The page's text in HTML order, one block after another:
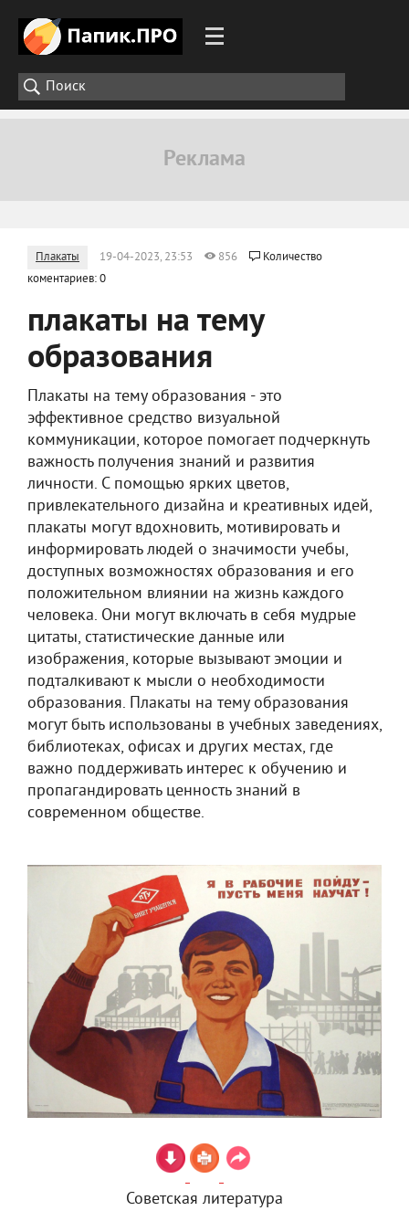
Плакаты 19-04-2023, 23:53 856
Количество
коментариев: 0
плакаты на тему
образования
Плакаты на тему образования - это
эффективное средство визуальной
коммуникации, которое помогает подчеркнуть
важность получения знаний и развития
личности. С помощью ярких цветов,
привлекательного дизайна и креативных идей,
плакаты могут вдохновить, мотивировать и
информировать людей о значимости учебы,
доступных возможностях образования и его
положительном влиянии на жизнь каждого
человека. Они могут включать в себя мудрые
цитаты, статистические данные или
изображения, которые вызывают эмоции и
подталкивают к мысли о необходимости
образования. Плакаты на тему образования
могут быть использованы в учебных заведениях,
библиотеках, офисах и других местах, где
важно поддерживать интерес к обучению и
пропагандировать ценность знаний в
современном обществе.
Советская литература